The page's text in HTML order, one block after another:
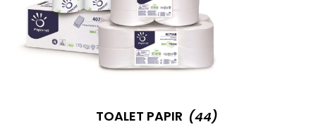
TOALET PAPIR (44)